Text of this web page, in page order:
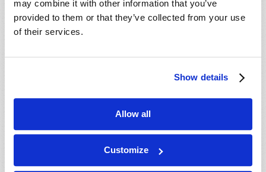
may combine it with other information that you’ve
provided to them or that they’ve collected from your use
of their services.
Show details
Allow all
Customize
En savoir plus
à propos de QR - Qui étaient les
géants?
NOTES DE VEILLE
à tous : Veillez » (Marc
13 :37